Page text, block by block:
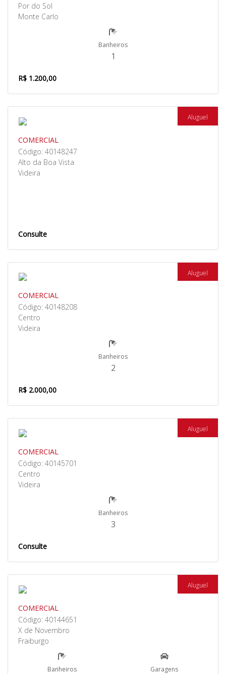
Por do Sol
Monte Carlo
Banheiros
1
R$ 1.200,00
Aluguel
COMERCIAL
Código: 40148247
Alto da Boa Vista
Videira
Consulte
Aluguel
COMERCIAL
Código: 40148208
Centro
Videira
Banheiros
2
R$ 2.000,00
Aluguel
COMERCIAL
Código: 40145701
Centro
Videira
Banheiros
3
Consulte
Aluguel
COMERCIAL
Código: 40144651
X de Novembro
Fraiburgo
Banheiros Garagens